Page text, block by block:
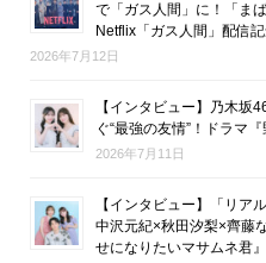
で「ガス人間」に！「ま
Netflix「ガス人間」配信
2026年7月12日
【インタビュー】乃木坂
ぐ“最強の友情”！ドラマ『
2026年7月11日
【インタビュー】「リア
中沢元紀×秋田汐梨×齊藤
せになりたいマサムネ君』